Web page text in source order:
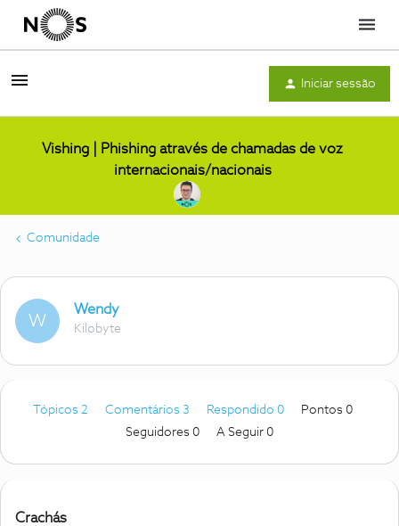
Menu
Iniciar sessão
Vishing | Phishing através de chamadas de voz
internacionais/nacionais
Comunidade
W
Wendy
Kilobyte
Tópicos 2 Comentários 3 Respondido 0
Pontos 0
Seguidores 0 A Seguir 0
Crachás